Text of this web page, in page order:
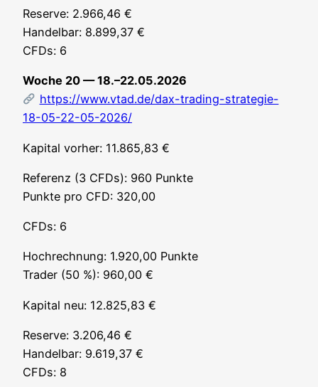
Reser­ve: 2.966,46 €
Han­del­bar: 8.899,37 €
CFDs: 6
Woche 20 — 18.–22.05.2026
https://www.vtad.de/dax-trading-strategie-
18-05-22-05-2026/
Kapi­tal vor­her: 11.865,83 €
Refe­renz (3 CFDs): 960 Punk­te
Punk­te pro CFD: 320,00
CFDs: 6
Hoch­rech­nung: 1.920,00 Punk­te
Trader (50 %): 960,00 €
Kapi­tal neu: 12.825,83 €
Reser­ve: 3.206,46 €
Han­del­bar: 9.619,37 €
CFDs: 8